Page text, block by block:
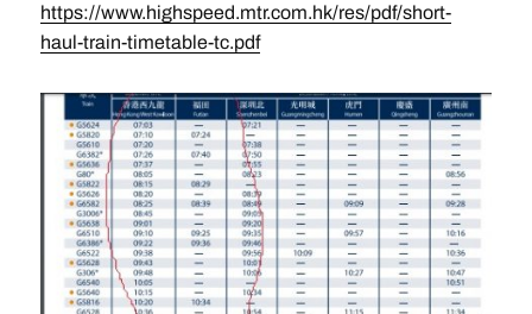
https://www.highspeed.mtr.com.hk/res/pdf/short-
haul-train-timetable-tc.pdf